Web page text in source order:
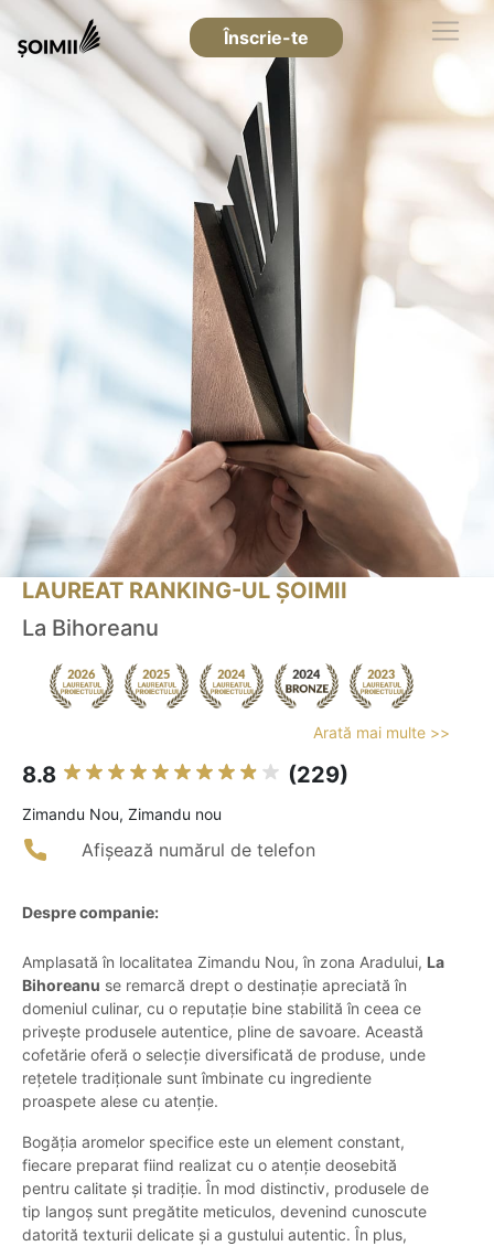
Înscrie-te
LAUREAT RANKING-UL ȘOIMII
La Bihoreanu
Arată mai multe >>
8.8 (229)
Zimandu Nou, Zimandu nou
Afișează numărul de telefon
Despre companie:
Amplasată în localitatea Zimandu Nou, în zona Aradului, La
Bihoreanu se remarcă drept o destinație apreciată în
domeniul culinar, cu o reputație bine stabilită în ceea ce
privește produsele autentice, pline de savoare. Această
cofetărie oferă o selecție diversificată de produse, unde
rețetele tradiționale sunt îmbinate cu ingrediente
proaspete alese cu atenție.
Bogăția aromelor specifice este un element constant,
fiecare preparat fiind realizat cu o atenție deosebită
pentru calitate și tradiție. În mod distinctiv, produsele de
tip langoș sunt pregătite meticulos, devenind cunoscute
datorită texturii delicate și a gustului autentic. În plus,